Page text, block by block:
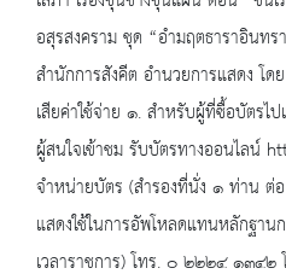
อสุรสงคราม ชุด “อำมฤตธาราอินท
สำนักการสังคีต อำนวยการแสดง โ
เสียค่าใช้จ่าย ๑. สำหรับผู้ที่ซื้อบัตรไ
ผู้สนใจเข้าชม รับบัตรทางออนไลน์
จำหน่ายบัตร (สำรองที่นั่ง ๑ ท่าน ต่
แสดงใช้ในการอัพโหลดแทนหลักฐา
เวลาราชการ) โทร. ๐ ๒๒๒๔ ๑๓๔